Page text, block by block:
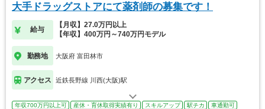
大手ドラッグストアにて薬剤師の募集です！
給与
【月収】27.0万円以上
【年収】400万円～740万円モデル
勤務地 大阪府 富田林市
アクセス 近鉄長野線 川西(大阪)駅
年収700万円以上可 産休・育休取得実績有り スキルアップ 駅チカ
車通勤可